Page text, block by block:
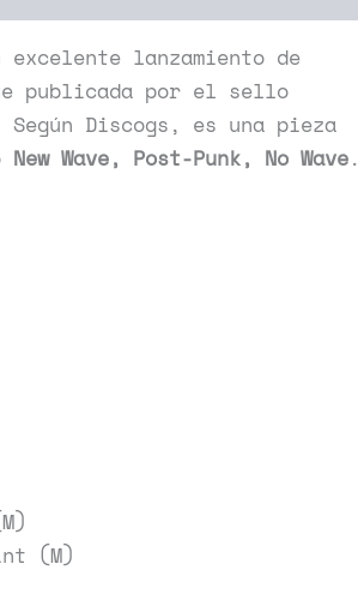
excelente lanzamiento de
publicada por el sello
Según Discogs, es una pieza
New Wave, Post-Punk, No Wave.
(M)